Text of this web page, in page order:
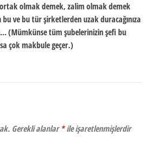
olmak demek, zalim olmak demek
ve bu tür şirketlerden uzak duracağınıza
(Mümkünse tüm şubelerinizin şefi bu
çok makbule geçer.)
Gerekli alanlar*ile işaretlenmişlerdir